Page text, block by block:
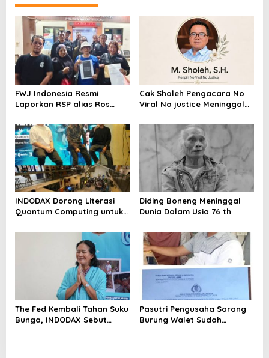
FWJ Indonesia Resmi
Laporkan RSP alias Ros
Cak Sholeh Pengacara No
Viral No justice Meninggal
INDODAX Dorong Literasi
Quantum Computing untuk
Blockchain
Diding Boneng Meninggal
Dunia Dalam Usia 76 th
The Fed Kembali Tahan Suku
Bunga, INDODAX Sebut
Pasutri Pengusaha Sarang
Burung Walet Sudah